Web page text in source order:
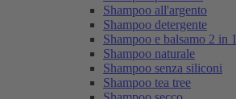
Shampoo all'argento
Shampoo detergente
Shampoo e balsamo 2 in 1
Shampoo naturale
Shampoo senza siliconi
Shampoo tea tree